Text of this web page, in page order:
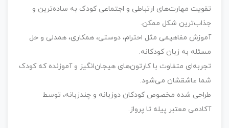
تقویت مهارت‌های ارتباطی و اجتماعی کودک به ساده‌ترین و
جذاب‌ترین شکل ممکن.
آموزش مفاهیمی مثل احترام، دوستی، همکاری، همدلی و حل
مسئله به زبان کودکانه.
تجربه‌ای متفاوت با کارتون‌های هیجان‌انگیز و آموزنده که کودک
شما عاشقشان می‌شود.
طراحی شده مخصوص کودکان دوزبانه و چندزبانه، توسط
آکادمی معتبرپیله تا پرواز.